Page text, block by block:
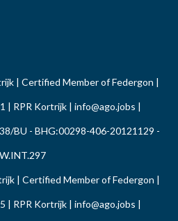
| Certified Member of Federgon |
| RPR Kortrijk | info@ago.jobs |
BU - BHG:00298-406-20121129 -
W.INT.297
| Certified Member of Federgon |
| RPR Kortrijk | info@ago.jobs |